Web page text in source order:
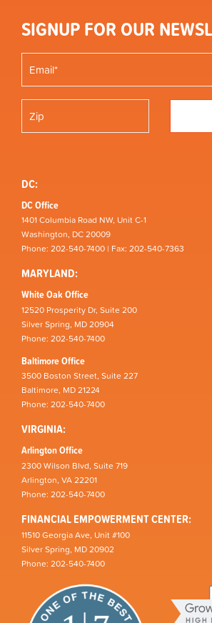
SIGNUP FOR OUR
DC:
DC Office
1401 Columbia Road NW, Unit C-1
Washington, DC 20009
Phone: 202-540-7400 | Fax: 202-540-7363
MARYLAND:
White Oak Office
12520 Prosperity Dr, Suite 200
Silver Spring, MD 20904
Phone: 202-540-7400
Baltimore Office
3500 Boston Street, Suite 227
Baltimore, MD 21224
Phone: 202-540-7400
VIRGINIA:
Arlington Office
2300 Wilson Blvd, Suite 719
Arlington, VA 22201
Phone: 202-540-7400
FINANCIAL EMPOWERMENT CENTER:
11510 Georgia Ave, Unit #100
Silver Spring, MD 20902
Phone: 202-540-7400